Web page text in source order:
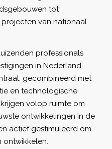
tot
van nationaal
professionals
in Nederland.
gecombineerd met
en technologische
volop ruimte om
ontwikkelingen in de
actief gestimuleerd om
ontwikkelen.